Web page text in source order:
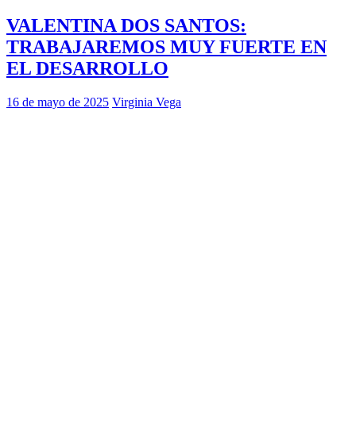
VALENTINA DOS SANTOS:
TRABAJAREMOS MUY FUERTE EN
EL DESARROLLO
16 de mayo de 2025 Virginia Vega